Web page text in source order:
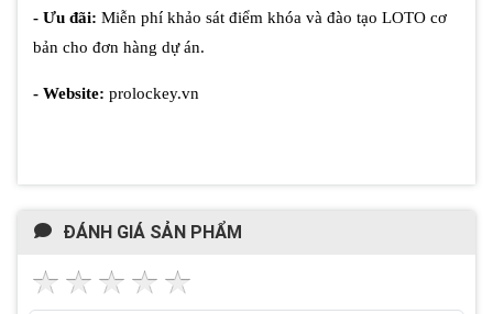
- Ưu đãi: Miễn phí khảo sát điểm khóa và đào tạo LOTO cơ
bản cho đơn hàng dự án.
- Website: prolockey.vn
ĐÁNH GIÁ SẢN PHẨM